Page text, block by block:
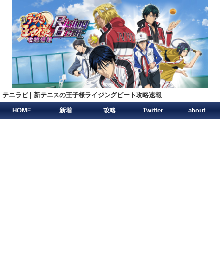
テニラビ | 新テニスの王子様ライジングビート攻略速報
HOME 新着 攻略 Twitter about